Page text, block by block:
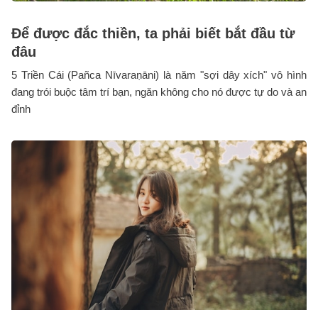
Để được đắc thiền, ta phải biết bắt đầu từ
đâu
5 Triền Cái (Pañca Nīvaraṇāni) là năm "sợi dây xích" vô hình
đang trói buộc tâm trí bạn, ngăn không cho nó được tự do và an
đỉnh